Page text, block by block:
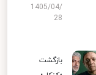
1405/04/
28
بازگشت